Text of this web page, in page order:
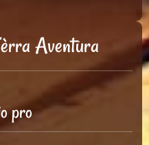
Aventura
pro